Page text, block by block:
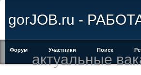
gorJOB.ru -
актуальные
Форум Участники Поиск